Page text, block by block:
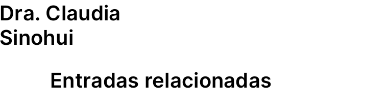
Dra. Claudia
Sinohui
Entradas relacionadas